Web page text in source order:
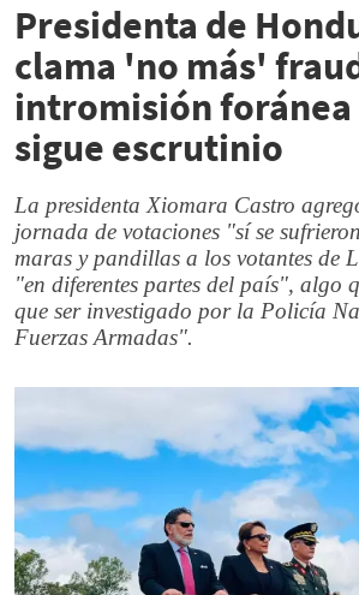
Presidenta de
clama 'no más'
intromisión
sigue escrutinio
La presidenta Xiomara Castro
jornada de votaciones "sí se
maras y pandillas a los votantes de
"en diferentes partes del país", algo
que ser investigado por la Policía
Fuerzas Armadas".